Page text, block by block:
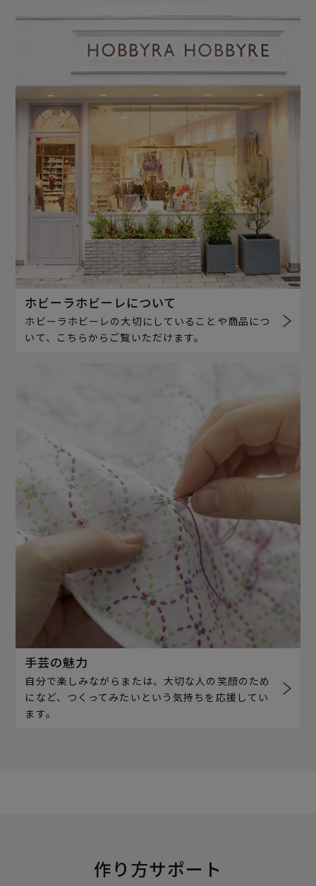
ホビーラホビーレについて
ホビーラホビーレの大切にしていることや商品につ
いて、こちらからご覧いただけます。
手芸の魅力
自分で楽しみながらまたは、大切な人の笑顔のため
になど、つくってみたいという気持ちを応援してい
ます。
作り方サポート